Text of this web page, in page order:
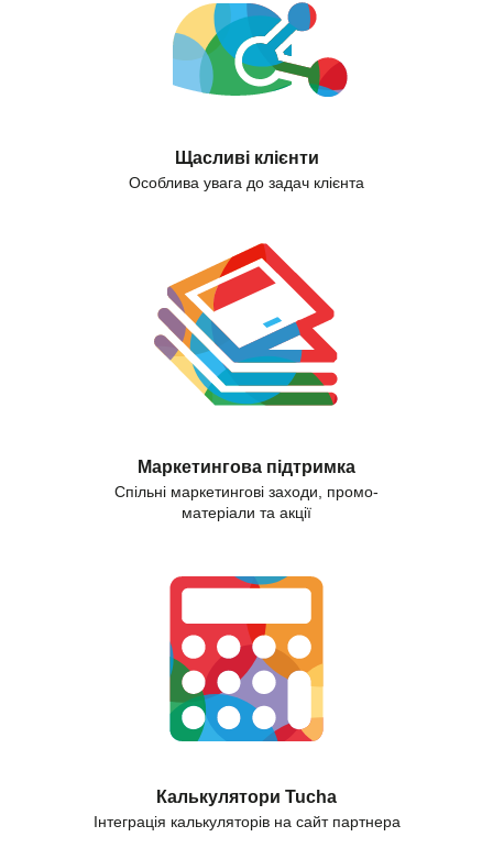
Щасливі клієнти
Особлива увага до задач клієнта
Маркетингова підтримка
Спільні маркетингові заходи, промо-
матеріали та акції
Калькулятори Tucha
Інтеграція калькуляторів на сайт партнера